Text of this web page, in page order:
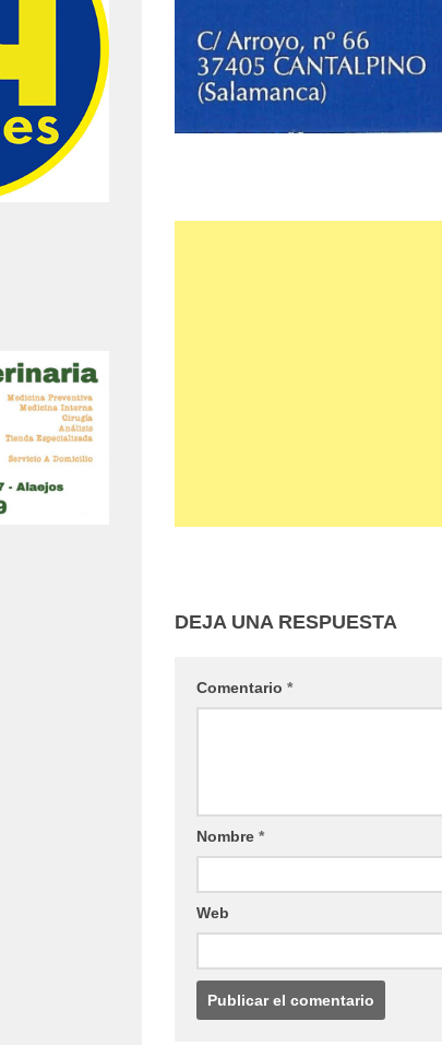
DEJA UNA RESPUESTA
Comentario *
Nombre *
Web